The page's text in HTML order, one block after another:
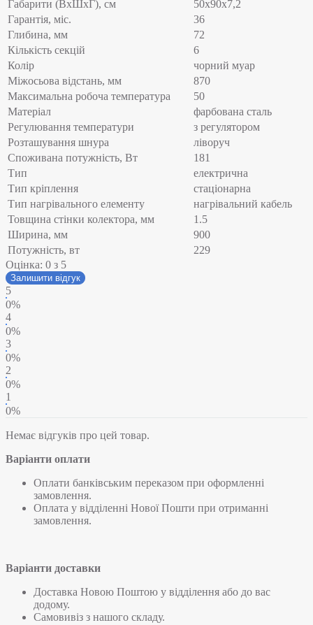
Габарити (ВхШхГ), см
50x90x7,2
Гарантія, міс.
36
Глибина, мм
72
Кількість секцій
6
Колір
чорний муар
Міжосьова відстань, мм
870
Максимальна робоча температура
50
Матеріал
фарбована сталь
Регулювання температури
з регулятором
Розташування шнура
ліворуч
Споживана потужність, Вт
181
Тип
електрична
Тип кріплення
стаціонарна
Тип нагрівального елементу
нагрівальний кабель
Товщина стінки колектора, мм
1.5
Ширина, мм
900
Потужність, вт
229
Оцінка: 0 з 5
Залишити відгук
5
0%
4
0%
3
0%
2
0%
1
0%
Немає відгуків про цей товар.
Варіанти оплати
Оплати банківським переказом при оформленні
замовлення.
Оплата у відділенні Нової Пошти при отриманні
замовлення.
Варіанти доставки
Доставка Новою Поштою у відділення або до вас
додому.
Самовивіз з нашого складу.